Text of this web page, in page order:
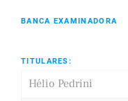
BANCA EXAMINADORA
TITULARES:
Hélio Pedrini